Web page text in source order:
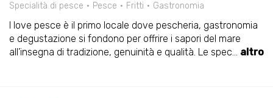
Specialità di pesce Pesce Fritti Gastronomia
I love pesce è il primo locale dove pescheria, gastronomia
e degustazione si fondono per offrire i sapori del mare
all’insegna di tradizione, genuinità e qualità. Le spec... altro